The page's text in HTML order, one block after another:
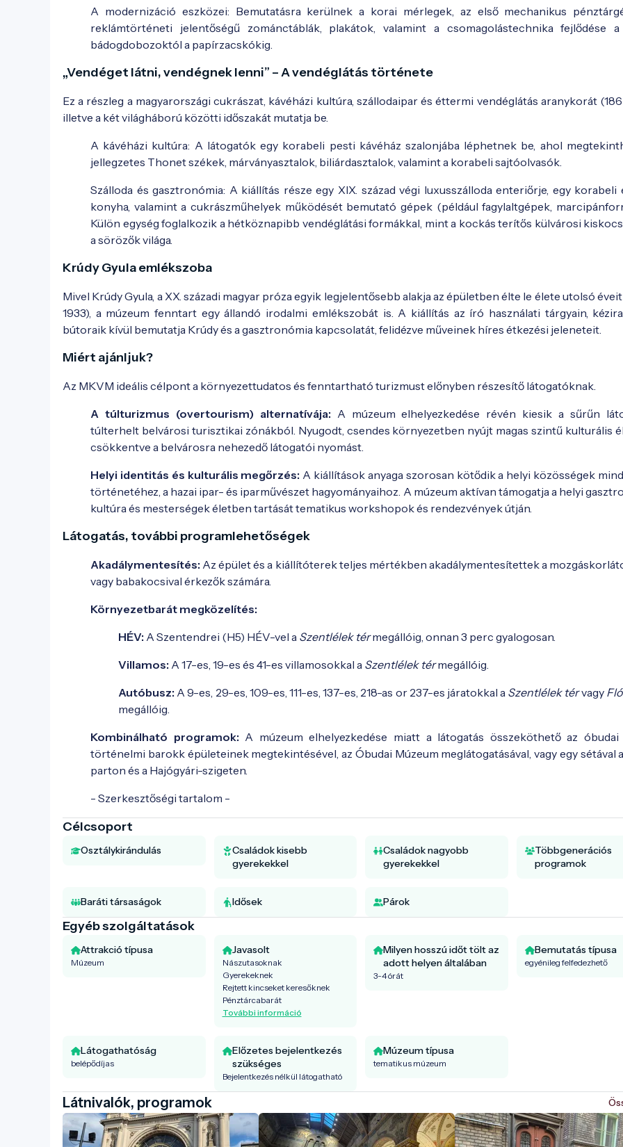
A modernizáció eszközei: Bemutatásra kerülnek a korai mérlegek, az első mechanikus
reklámtörténeti jelentőségű zománctáblák, plakátok, valamint a csomagolástechnika fejlődése
bádogdobozoktól a papírzacskókig.
„Vendéget látni, vendégnek lenni” – A vendéglátás története
Ez a részleg a magyarországi cukrászat, kávéházi kultúra, szállodaipar és éttermi vendéglátás aranykorát
illetve a két világháború közötti időszakát mutatja be.
A kávéházi kultúra: A látogatók egy korabeli pesti kávéház szalonjába léphetnek be, ahol
jellegzetes Thonet székek, márványasztalok, biliárdasztalok, valamint a korabeli sajtóolvasók.
Szálloda és gasztronómia: A kiállítás része egy XIX. század végi luxusszálloda enteriőrje, egy
konyha, valamint a cukrászműhelyek működését bemutató gépek (például fagylaltgépek,
Külön egység foglalkozik a hétköznapibb vendéglátási formákkal, mint a kockás terítős külvárosi
a sörözők világa.
Krúdy Gyula emlékszoba
Mivel Krúdy Gyula, a XX. századi magyar próza egyik legjelentősebb alakja az épületben élte le élete utolsó
1933), a múzeum fenntart egy állandó irodalmi emlékszobát is. A kiállítás az író használati tárgyain,
bútoraik kívül bemutatja Krúdy és a gasztronómia kapcsolatát, felidézve műveinek híres étkezési jeleneteit.
Miért ajánljuk?
Az MKVM ideális célpont a környezettudatos és fenntartható turizmust előnyben részesítő látogatóknak.
A túlturizmus (overtourism) alternatívája: A múzeum elhelyezkedése révén kiesik a sűrűn
túlterhelt belvárosi turisztikai zónákból. Nyugodt, csendes környezetben nyújt magas szintű kulturális
csökkentve a belvárosra nehezedő látogatói nyomást.
Helyi identitás és kulturális megőrzés: A kiállítások anyaga szorosan kötődik a helyi közösségek
történetéhez, a hazai ipar- és iparművészet hagyományaihoz. A múzeum aktívan támogatja a helyi
kultúra és mesterségek életben tartását tematikus workshopok és rendezvények útján.
Látogatás, további programlehetőségek
Akadálymentesítés: Az épület és a kiállítóterek teljes mértékben akadálymentesítettek a
vagy babakocsival érkezők számára.
Környezetbarát megközelítés:
HÉV: A Szentendrei (H5) HÉV-vel a Szentlélek térmegállóig, onnan 3 perc gyalogosan.
Villamos: A 17-es, 19-es és 41-es villamosokkal a Szentlélek térmegállóig.
Autóbusz: A 9-es, 29-es, 109-es, 111-es, 137-es, 218-as or 237-es járatokkal a Szentlélek térvagy
megállóig.
Kombinálható programok: A múzeum elhelyezkedése miatt a látogatás összeköthető az
történelmi barokk épületeinek megtekintésével, az Óbudai Múzeum meglátogatásával, vagy egy sétával
parton és a Hajógyári-szigeten.
- Szerkesztőségi tartalom -
Célcsoport
Osztálykirándulás
Családok kisebb
gyerekekkel
Családok nagyobb
gyerekekkel
Többgenerációs
programok
Baráti társaságok Idősek Párok
Egyéb szolgáltatások
Attrakció típusa
Múzeum
Javasolt
Nászutasoknak
Gyerekeknek
Rejtett kincseket keresőknek
Pénztárcabarát
További információ
Milyen hosszú időt tölt az
adott helyen általában
3-4 órát
Bemutatás típusa
egyénileg felfedezhető
Látogathatóság
belépődíjas
Előzetes bejelentkezés
szükséges
Bejelentkezés nélkül látogatható
Múzeum típusa
tematikus múzeum
Látnivalók, programok